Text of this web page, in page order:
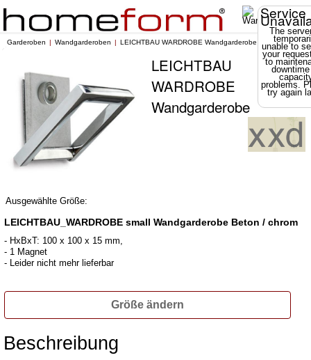
Service
The
unable to
your
to
problems.
try again
Garderoben Wandgarderoben LEICHTBAU WARDROBE Wandgarderobe
LEICHTBAU
WARDROBE
Wandgarderobe
Ausgewählte Größe:
LEICHTBAU_WARDROBE small Wandgarderobe Beton / chrom
- HxBxT: 100 x 100 x 15 mm,
- 1 Magnet
- Leider nicht mehr lieferbar
Größe ändern
Beschreibung